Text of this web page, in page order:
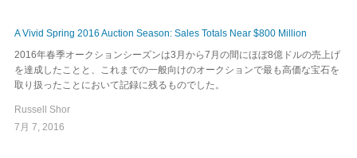
A Vivid Spring 2016 Auction Season: Sales Totals Near $800 Million
2016年春季オークションシーズンは3月から7月の間にほぼ8億ドルの売上げ
を達成したことと、これまでの一般向けのオークションで最も高価な宝石を
取り扱ったことにおいて記録に残るものでした。
Russell Shor
7月 7, 2016